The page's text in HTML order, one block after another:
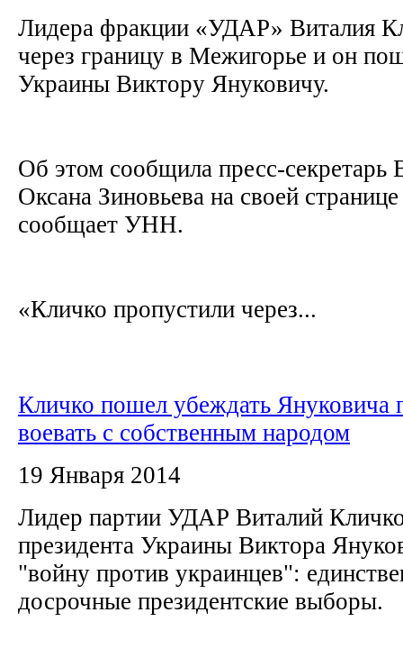
Лидера фракции «УДАР» Виталия
через границу в Межигорье и он
Украины Виктору Януковичу.
Об этом сообщила пресс-секретарь
Оксана Зиновьева на своей
сообщает УНН.
«Кличко пропустили через...
Кличко пошел убеждать Януковича
воевать с собственным народом
19 Января 2014
Лидер партии УДАР Виталий
президента Украины Виктора
"войну против украинцев":
досрочные президентские выборы.